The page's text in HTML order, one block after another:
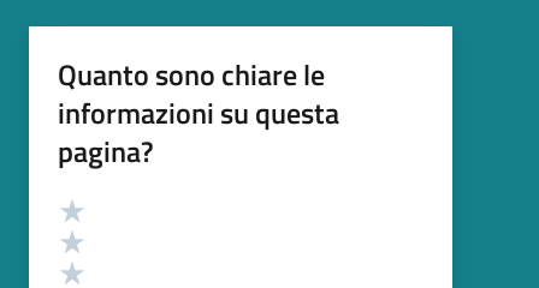
Quanto sono chiare le
informazioni su questa
pagina?
Valutazione